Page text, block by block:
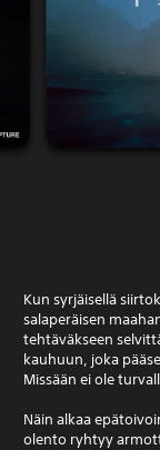
Kun syrjäisellä
salaperäisen
tehtäväkseen
kauhuun, joka
Missään ei ole
Näin alkaa
olento ryhtyy